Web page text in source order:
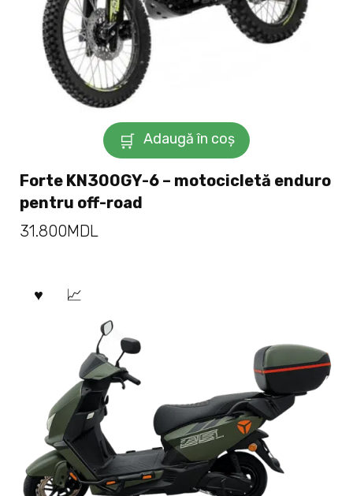
Adaugă în coș
Forte KN300GY-6 – motocicletă enduro
pentru off-road
31.800MDL